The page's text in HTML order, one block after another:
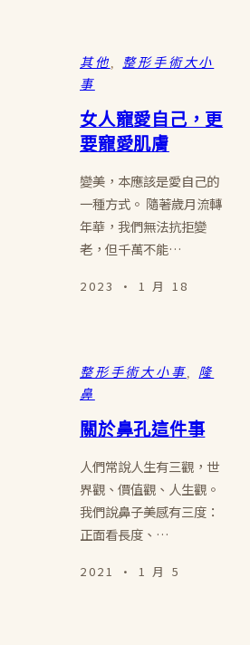
其他
整形手術大小
事
女人寵愛自己，更
要寵愛肌膚
變美，本應該是愛自己的
一種方式。 隨著歲月流轉
年華，我們無法抗拒變
老，但千萬不能…
2023 · 1 月 18
整形手術大小事
隆
鼻
關於鼻孔這件事
人們常說人生有三觀，世
界觀、價值觀、人生觀。
我們說鼻子美感有三度：
正面看長度、…
2021 · 1 月 5